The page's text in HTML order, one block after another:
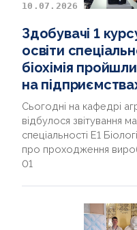
10.07.2026
Здобувачі 1
освіти
біохімія
на
Сьогодні на кафедрі
відбулося звітування
спеціальності Е1
про проходження
01